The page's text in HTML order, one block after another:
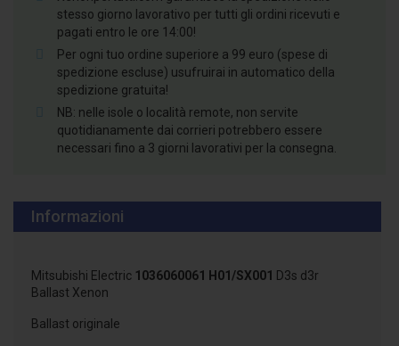
stesso giorno lavorativo per tutti gli ordini ricevuti e
pagati entro le ore 14:00!
Per ogni tuo ordine superiore a 99 euro (spese di
spedizione escluse) usufruirai in automatico della
spedizione gratuita!
NB: nelle isole o località remote, non servite
quotidianamente dai corrieri potrebbero essere
necessari fino a 3 giorni lavorativi per la consegna.
Informazioni
Mitsubishi Electric 1036060061 H01/SX001 D3s d3r
Ballast Xenon
Ballast originale